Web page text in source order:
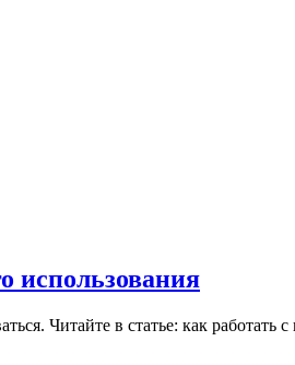
использования
Читайте в статье: как работать